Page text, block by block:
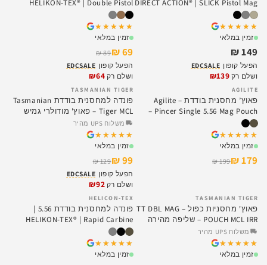
DIRECT ACTION® | SLICK Pistol Mag
Pouch®
★★★★★
★★★★★
זמין במלאי
149 ₪
הפעל קופון EDCSALE
ושלם רק ₪139
HELIKON-TEX® | Double Pistol
Magazine
★★★★★
★★★★★
זמין במלאי
69 ₪
89 ₪
הפעל קופון EDCSALE
ושלם רק ₪64
SALE
AGILITE
פאוץ’ מחסנית בודדת – Agilite
Pincer Single 5.56 Mag Pouch –
מחסנית 5.56
★★★★★
★★★★★
זמין במלאי
179 ₪
199 ₪
SALE
TASMANIAN TIGER
פונדה למחסנית בודדת Tasmanian
Tiger MCL – פאוץ' מודולרי גמיש
משלוח UPS מהיר
★★★★★
★★★★★
זמין במלאי
99 ₪
129 ₪
הפעל קופון EDCSALE
ושלם רק ₪92
SALE
TASMANIAN TIGER
פאוץ' מחסניות כפול – TT DBL MAG
POUCH MCL IRR – שליפה מהירה
משלוח UPS מהיר
★★★★★
★★★★★
זמין במלאי
SALE
HELICON-TEX
פונדה למחסנית בודדת 5.56 |
HELIKON-TEX® | Rapid Carbine
Pouch
★★★★★
★★★★★
זמין במלאי